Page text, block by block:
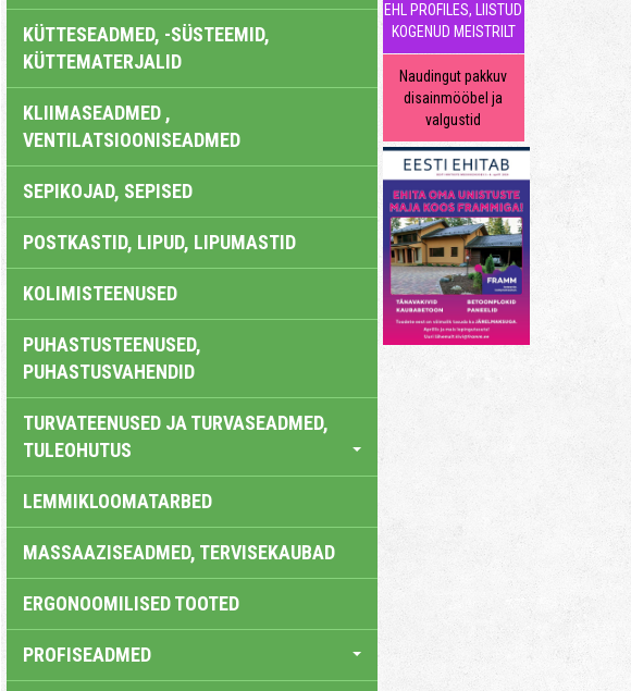
KÜTTESEADMED, -SÜSTEEMID,
KÜTTEMATERJALID
KLIIMASEADMED ,
VENTILATSIOONISEADMED
SEPIKOJAD, SEPISED
POSTKASTID, LIPUD, LIPUMASTID
KOLIMISTEENUSED
PUHASTUSTEENUSED,
PUHASTUSVAHENDID
TURVATEENUSED JA TURVASEADMED,
TULEOHUTUS
LEMMIKLOOMATARBED
MASSAAZISEADMED, TERVISEKAUBAD
ERGONOOMILISED TOOTED
PROFISEADMED
EHL PROFILES, LIISTUD
KOGENUD MEISTRILT
Naudingut pakkuv
disainmööbel ja
valgustid